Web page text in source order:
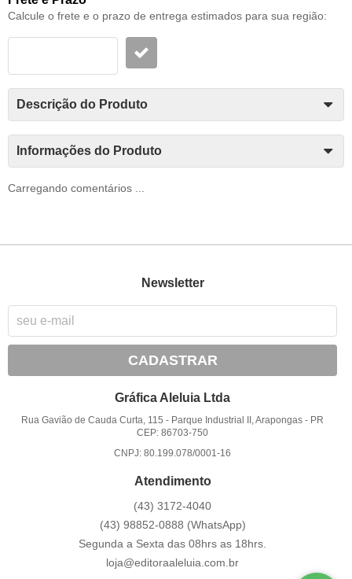
Calcule o frete e o prazo de entrega estimados para sua região:
Descrição do Produto
Informações do Produto
Carregando comentários ...
Newsletter
CADASTRAR
Gráfica Aleluia Ltda
Rua Gavião de Cauda Curta, 115 - Parque Industrial II, Arapongas - PR
CEP: 86703-750
CNPJ: 80.199.078/0001-16
Atendimento
(43) 3172-4040
(43) 98852-0888 (WhatsApp)
Segunda a Sexta das 08hrs as 18hrs.
loja@editoraaleluia.com.br